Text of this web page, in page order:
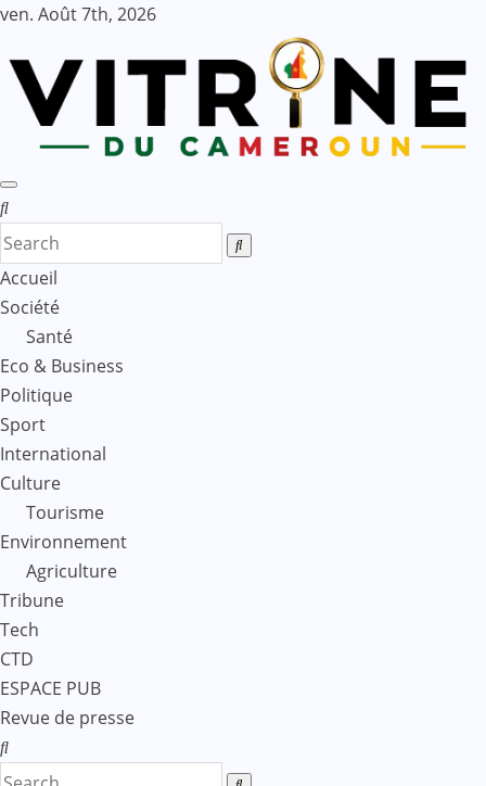
Skip
content
ven. Août 7th, 2026
Accueil
Société
Santé
Eco & Business
Politique
Sport
International
Culture
Tourisme
Environnement
Agriculture
Tribune
Tech
CTD
ESPACE PUB
Revue de presse